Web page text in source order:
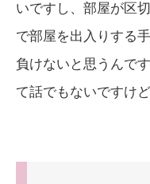
いですし、部屋が区
で部屋を出入りする
負けないと思うんで
て話でもないですけど